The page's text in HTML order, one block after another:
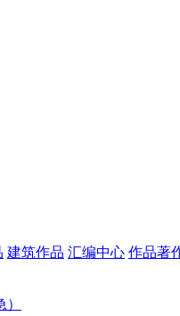
建筑作品 汇编中心 作品著